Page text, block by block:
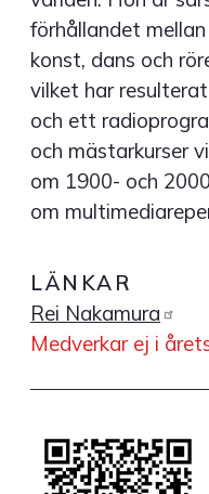
förhållandet
konst, dans och
vilket har
och ett
och mästarkurser
om 1900- och
om
LÄNKAR
Rei Nakamura
Medverkar ej i